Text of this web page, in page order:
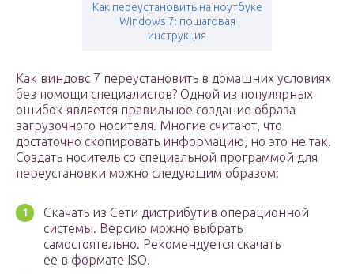
Как переустановить на ноутбуке
Windows 7: пошаговая
инструкция
Как виндовс 7 переустановить в домашних условиях
без помощи специалистов? Одной из популярных
ошибок является правильное создание образа
загрузочного носителя. Многие считают, что
достаточно скопировать информацию, но это не так.
Создать носитель со специальной программой для
переустановки можно следующим образом:
Скачать из Сети дистрибутив операционной
системы. Версию можно выбрать
самостоятельно. Рекомендуется скачать
ее в формате ISO.